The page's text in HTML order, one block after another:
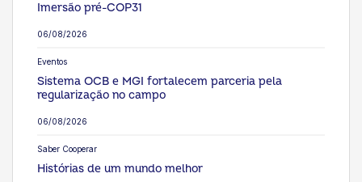
06/08/2026
Imersão pré-COP31
Eventos
06/08/2026
Sistema OCB e MGI fortalecem parceria pela
regularização no campo
Saber Cooperar
Histórias de um mundo melhor